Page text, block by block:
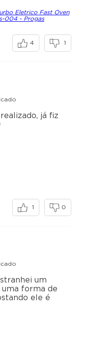
Eletrico Fast Oven
004 - Progas
4 1
já fiz
1 0
um
forma de
ele é